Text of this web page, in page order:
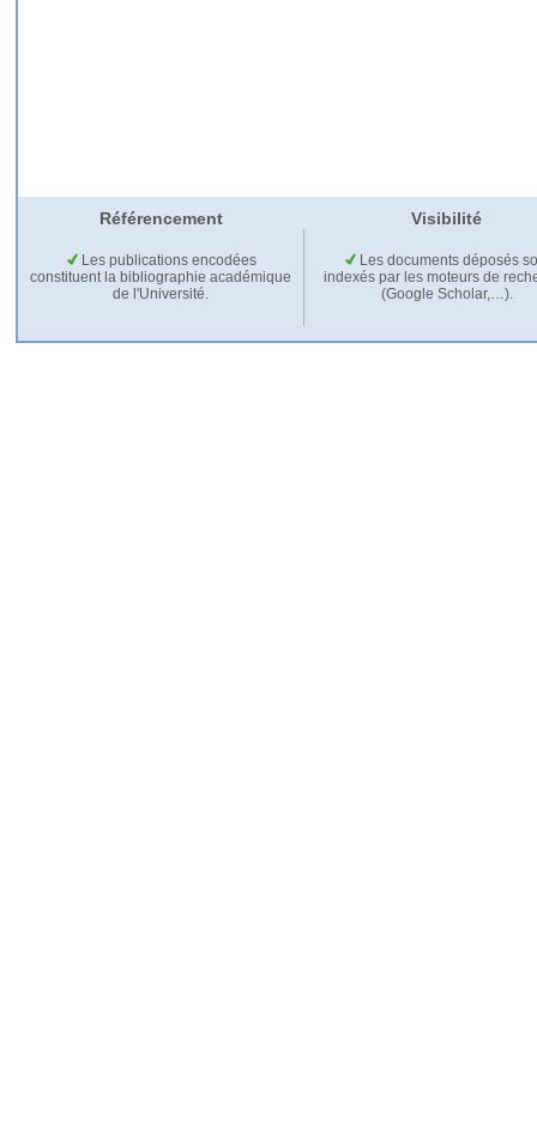
Référencement Visibilité
Les publications encodées
constituent la bibliographie académique
de l'Université.
Les documents déposés
indexés par les moteurs de
(Google Scholar,…).